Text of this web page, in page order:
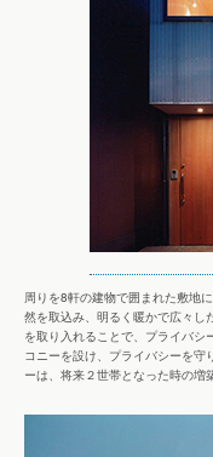
周りを8軒の建物で囲まれた敷地
然を取込み、明るく暖かで広々し
を取り入れることで、プライバ
コニーを設け、プライバシーを守
ーは、将来２世帯となった時の増